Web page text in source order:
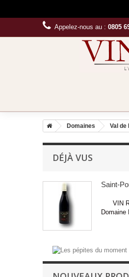
Appelez-nous au : 0805
Domaines Val de
DÉJÀ VUS
Saint-
VIN
Domaine